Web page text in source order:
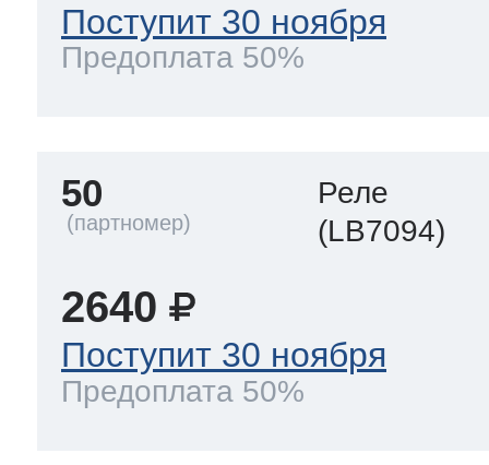
Поступит 30 ноября
Предоплата 50%
50
Реле
(LB7094)
2640
Поступит 30 ноября
Предоплата 50%